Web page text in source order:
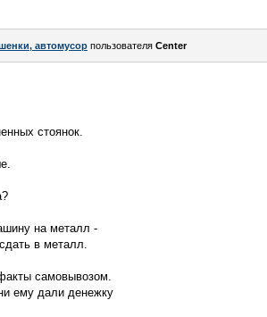
автомусор пользователя Center
стоянок.
на металл -
в металл.
самовывозом.
ему дали денежку